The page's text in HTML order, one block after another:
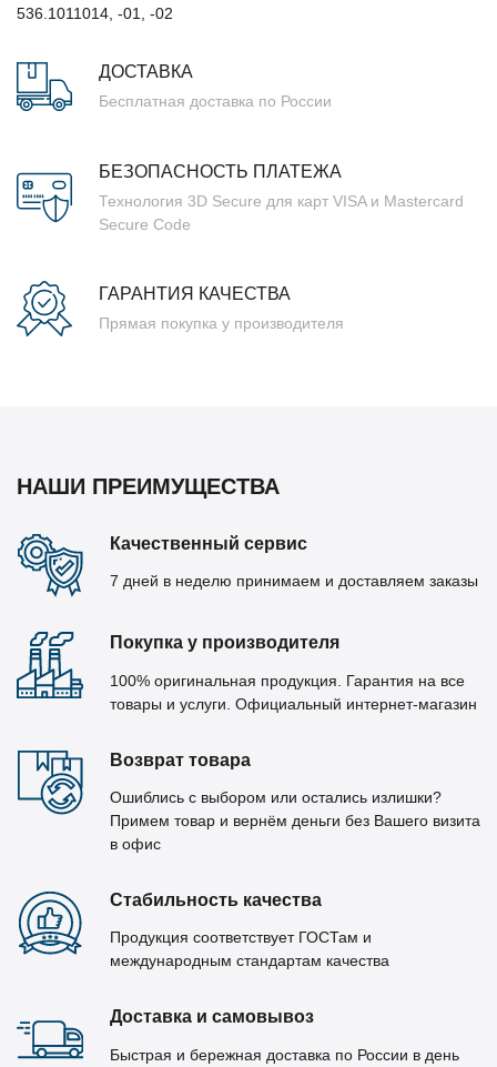
536.1011014, -01, -02
ДОСТАВКА
Бесплатная доставка по России
БЕЗОПАСНОСТЬ ПЛАТЕЖА
Технология 3D Secure для карт VISA и Mastercard
Secure Code
ГАРАНТИЯ КАЧЕСТВА
Прямая покупка у производителя
НАШИ ПРЕИМУЩЕСТВА
Качественный сервис
7 дней в неделю принимаем и доставляем заказы
Покупка у производителя
100% оригинальная продукция. Гарантия на все
товары и услуги. Официальный интернет-магазин
Возврат товара
Ошиблись с выбором или остались излишки?
Примем товар и вернём деньги без Вашего визита
в офис
Стабильность качества
Продукция соответствует ГОСТам и
международным стандартам качества
Доставка и самовывоз
Быстрая и бережная доставка по России в день